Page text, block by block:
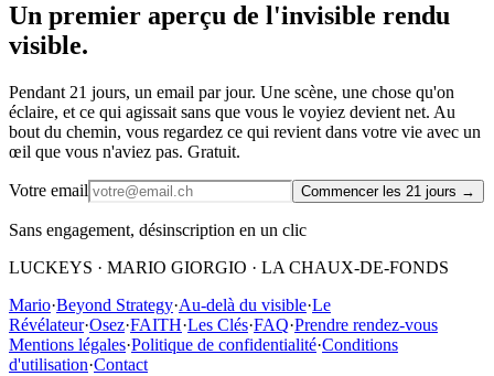
Un premier aperçu de l'invisible rendu
visible.
Pendant 21 jours, un email par jour. Une scène, une chose qu'on
éclaire, et ce qui agissait sans que vous le voyiez devient net. Au
bout du chemin, vous regardez ce qui revient dans votre vie avec un
œil que vous n'aviez pas. Gratuit.
Votre email Commencer les 21 jours →
Sans engagement, désinscription en un clic
LUCKEYS · MARIO GIORGIO · LA CHAUX-DE-FONDS
Mario·Beyond Strategy·Au-delà du visible·Le
Révélateur·Osez·FAITH·Les Clés·FAQ·Prendre rendez-vous
Mentions légales·Politique de confidentialité·Conditions
d'utilisation·Contact